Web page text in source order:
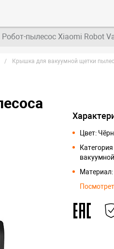
пылесос Xiaomi Robot
Крышка для вакуумной щетки
Цвет:
Материал: